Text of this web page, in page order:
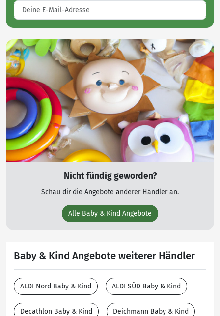
Nicht fündig geworden?
Schau dir die Angebote anderer Händler an.
Alle Baby & Kind Angebote
Baby & Kind Angebote weiterer Händler
ALDI Nord Baby & Kind ALDI SÜD Baby & Kind
Decathlon Baby & Kind Deichmann Baby & Kind